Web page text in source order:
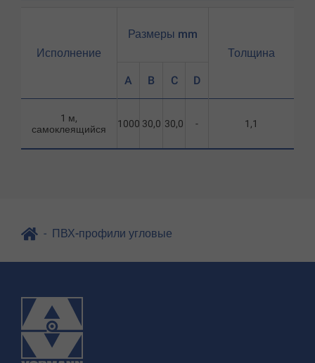
Исполнение
1 м,
самоклеящийся
Размеры mm
A B C D
1000 30,0 30,0 -
Толщина
1,1
ПВХ-профили угловые